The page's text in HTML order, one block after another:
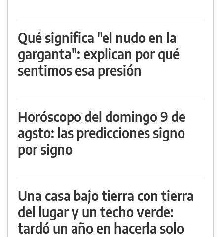
Qué significa "el nudo en la
garganta": explican por qué
sentimos esa presión
Horóscopo del domingo 9 de
agsto: las predicciones signo
por signo
Una casa bajo tierra con tierra
del lugar y un techo verde:
tardó un año en hacerla solo